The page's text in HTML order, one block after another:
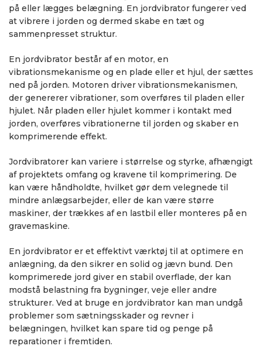
på eller lægges belægning. En jordvibrator fungerer ved
at vibrere i jorden og dermed skabe en tæt og
sammenpresset struktur.
En jordvibrator består af en motor, en
vibrationsmekanisme og en plade eller et hjul, der sættes
ned på jorden. Motoren driver vibrationsmekanismen,
der genererer vibrationer, som overføres til pladen eller
hjulet. Når pladen eller hjulet kommer i kontakt med
jorden, overføres vibrationerne til jorden og skaber en
komprimerende effekt.
Jordvibratorer kan variere i størrelse og styrke, afhængigt
af projektets omfang og kravene til komprimering. De
kan være håndholdte, hvilket gør dem velegnede til
mindre anlægsarbejder, eller de kan være større
maskiner, der trækkes af en lastbil eller monteres på en
gravemaskine.
En jordvibrator er et effektivt værktøj til at optimere en
anlægning, da den sikrer en solid og jævn bund. Den
komprimerede jord giver en stabil overflade, der kan
modstå belastning fra bygninger, veje eller andre
strukturer. Ved at bruge en jordvibrator kan man undgå
problemer som sætningsskader og revner i
belægningen, hvilket kan spare tid og penge på
reparationer i fremtiden.